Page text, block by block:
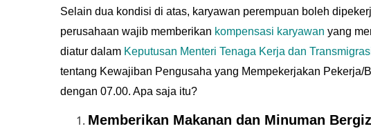
Selain dua kondisi di atas, karyawan perempuan boleh
perusahaan wajib memberikan kompensasi karyawan yang
diatur dalam Keputusan Menteri Tenaga Kerja dan
tentang Kewajiban Pengusaha yang Mempekerjakan Pekerja/
dengan 07.00. Apa saja itu?
Memberikan Makanan dan Minuman